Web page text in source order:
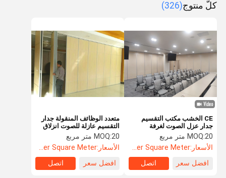
كلّ منتوج(326)
متعدد الوظائف المنقولة جدار
التقسيم عازلة للصوت انزلاق
الجدار سمك 65 مم
MOQ:20 متر مربع
الأسعار:US$88.5 Per Square Meter
افضل سعر
اتصل
CE الخشب مكتب التقسيم
جدار عزل الصوت لغرفة
القياس
MOQ:20 متر مربع
الأسعار:US$85.5 Per Square Meter
افضل سعر
اتصل